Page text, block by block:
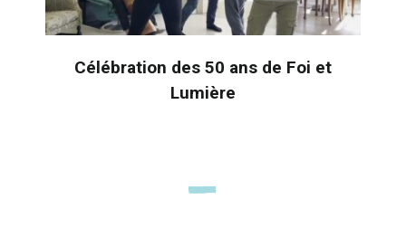
Célébration des 50 ans de Foi et
Lumière